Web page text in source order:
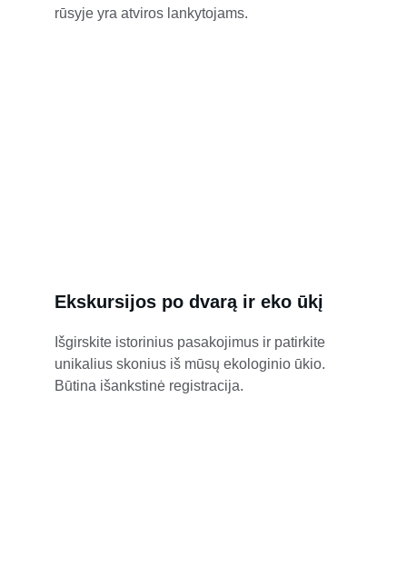
rūsyje yra atviros lankytojams.
Ekskursijos po dvarą ir eko ūkį
Išgirskite istorinius pasakojimus ir patirkite
unikalius skonius iš mūsų ekologinio ūkio.
Būtina išankstinė registracija.